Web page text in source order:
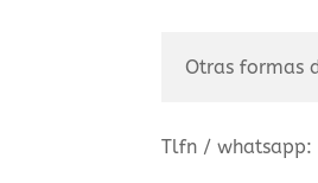
Otras formas
Tlfn / whatsapp: